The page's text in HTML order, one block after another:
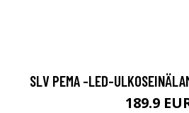
SLV PEMA -LED-
189.9